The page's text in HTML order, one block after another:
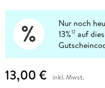
Nur noch
13%12 auf
13,00 € inkl. Mwst.